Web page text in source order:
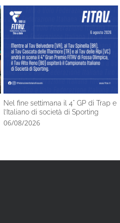
Nel fine settimana il 4° GP di Trap e
l’Italiano di società di Sporting
06/08/2026